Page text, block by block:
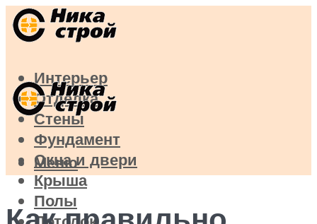
Интерьер
Отделка
Стены
Фундамент
Окна и двери
Крыша
Полы
Меню